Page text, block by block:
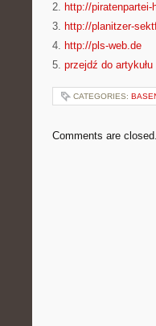
2. http://piratenpartei-
3. http://planitzer-
4. http://pls-web.de
5. przejdź do artykułu
CATEGORIES:
Comments are closed.